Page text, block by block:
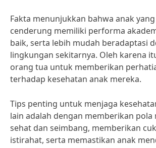
Fakta menunjukkan bahwa anak
cenderung memiliki performa
baik, serta lebih mudah beradaptasi
lingkungan sekitarnya. Oleh karena
orang tua untuk memberikan
terhadap kesehatan anak mereka.
Tips penting untuk menjaga
lain adalah dengan memberikan pola
sehat dan seimbang, memberikan
istirahat, serta memastikan anak